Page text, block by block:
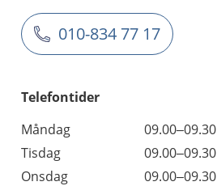
010-834 77 17
Telefontider
Måndag
09.00–09.30
Tisdag
09.00–09.30
Onsdag
09.00–09.30